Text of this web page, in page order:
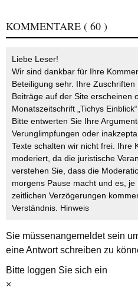
KOMMENTARE ( 60 )
Liebe Leser!
Wir sind dankbar für Ihre
Beteiligung sehr. Ihre
Beiträge auf der Site erscheinen
Monatszeitschrift „Tichys
Bitte entwerten Sie Ihre
Verunglimpfungen oder
Texte schalten wir nicht frei. Ihre
moderiert, da die juristische
verstehen Sie, dass die
morgens Pause macht und es, je
zeitlichen Verzögerungen
Verständnis. Hinweis
Sie müssenangemeldetsein
eine Antwort schreiben zu
Bitte loggen Sie sich ein
×